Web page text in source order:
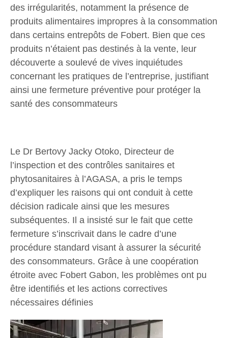
des irrégularités, notamment la présence de
produits alimentaires impropres à la consommation
dans certains entrepôts de Fobert. Bien que ces
produits n’étaient pas destinés à la vente, leur
découverte a soulevé de vives inquiétudes
concernant les pratiques de l’entreprise, justifiant
ainsi une fermeture préventive pour protéger la
santé des consommateurs
Le Dr Bertovy Jacky Otoko, Directeur de
l’inspection et des contrôles sanitaires et
phytosanitaires à l’AGASA, a pris le temps
d’expliquer les raisons qui ont conduit à cette
décision radicale ainsi que les mesures
subséquentes. Il a insisté sur le fait que cette
fermeture s’inscrivait dans le cadre d’une
procédure standard visant à assurer la sécurité
des consommateurs. Grâce à une coopération
étroite avec Fobert Gabon, les problèmes ont pu
être identifiés et les actions correctives
nécessaires définies